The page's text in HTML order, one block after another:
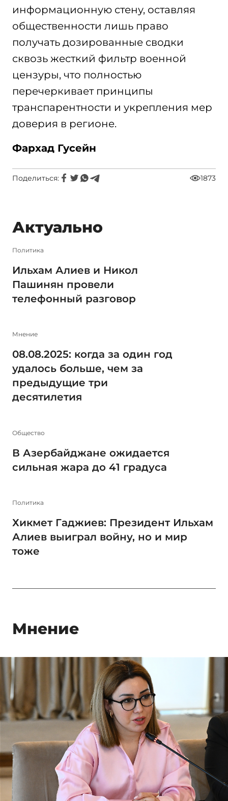
информационную стену, оставляя
общественности лишь право
получать дозированные сводки
сквозь жесткий фильтр военной
цензуры, что полностью
перечеркивает принципы
транспарентности и укрепления мер
доверия в регионе.
Фархад Гусейн
Поделиться: 1873
Актуально
Политика
Ильхам Алиев и Никол
Пашинян провели
телефонный разговор
Мнение
08.08.2025: когда за один год
удалось больше, чем за
предыдущие три
десятилетия
Общество
В Азербайджане ожидается
сильная жара до 41 градуса
Политика
Хикмет Гаджиев: Президент Ильхам
Алиев выиграл войну, но и мир
тоже
Мнение